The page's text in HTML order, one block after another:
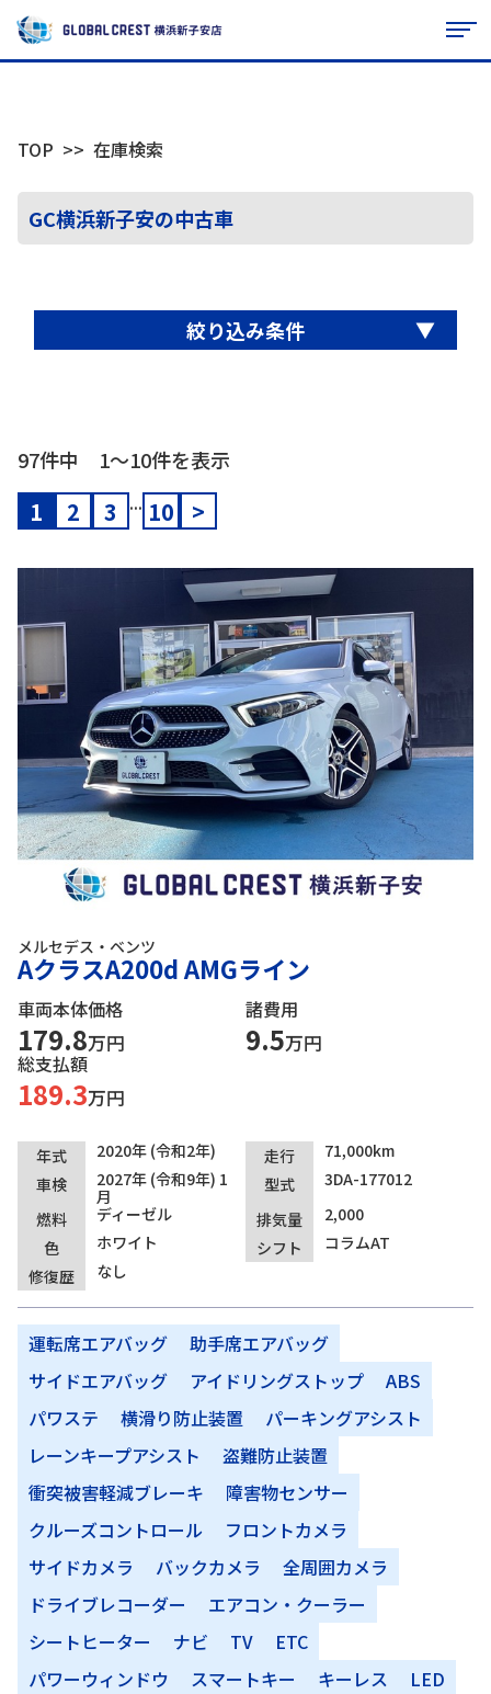
TOP 在庫検索
GC横浜新子安の中古車
絞り込み条件 ▼
97件中 1〜10件を表示
1 2 3 ... 10 >
メルセデス・ベンツ
AクラスA200d AMGライン
車両本体価格
179.8万円
諸費用
9.5万円
総支払額
189.3万円
年式 2020年 (令和2年) 走行
71,000km
車検
2027年 (令和9年) 1
月
型式
3DA-177012
燃料
ディーゼル 排気量
2,000
色
ホワイト シフト
コラムAT
修復歴
なし
運転席エアバッグ
助手席エアバッグ
サイドエアバッグ
アイドリングストップ
ABS
パワステ
横滑り防止装置
パーキングアシスト
レーンキープアシスト
盗難防止装置
衝突被害軽減ブレーキ
障害物センサー
クルーズコントロール
フロントカメラ
サイドカメラ
バックカメラ
全周囲カメラ
ドライブレコーダー
エアコン・クーラー
シートヒーター
ナビ TV
ETC
パワーウィンドウ
スマートキー キーレス
LED